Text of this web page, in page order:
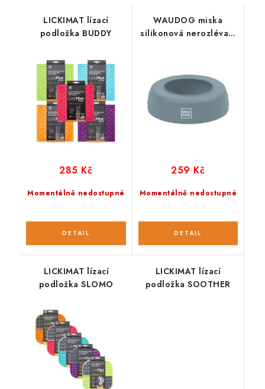
LICKIMAT lízací
podložka BUDDY
Momentálně nedostupné
285 Kč
WAUDOG miska
silikonová nerozlévací
Momentálně nedostupné
259 Kč
LICKIMAT lízací
podložka SLOMO
LICKIMAT lízací
podložka SOOTHER